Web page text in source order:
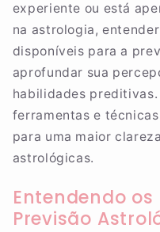
experiente ou está
na astrologia,
disponíveis para a
aprofundar sua
habilidades
ferramentas e
para uma maior
astrológicas.
Entendendo
Previsão